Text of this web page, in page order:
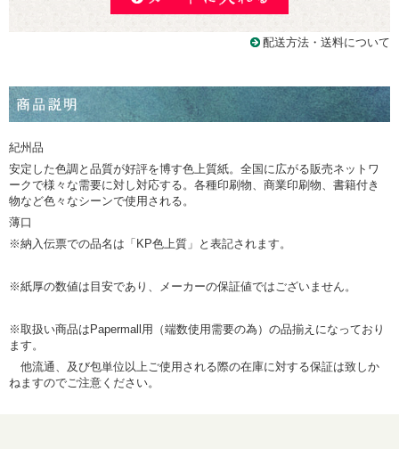
配送方法・送料について
紀州品
安定した色調と品質が好評を博す色上質紙。全国に広がる販売ネットワ
ークで様々な需要に対し対応する。各種印刷物、商業印刷物、書籍付き
物など色々なシーンで使用される。
薄口
※納入伝票での品名は「KP色上質」と表記されます。
※紙厚の数値は目安であり、メーカーの保証値ではございません。
※取扱い商品はPapermall用（端数使用需要の為）の品揃えになっており
ます。
他流通、及び包単位以上ご使用される際の在庫に対する保証は致しか
ねますのでご注意ください。